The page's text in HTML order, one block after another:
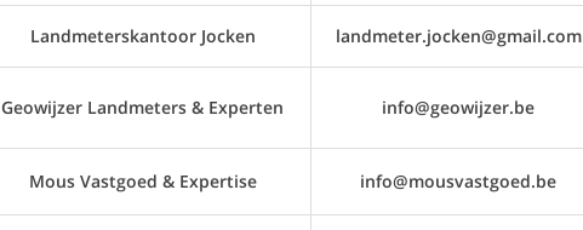
Landmeterskantoor Jocken landmeter.jocken@gmail.com
Geowijzer Landmeters & Experten info@geowijzer.be
Mous Vastgoed & Expertise info@mousvastgoed.be